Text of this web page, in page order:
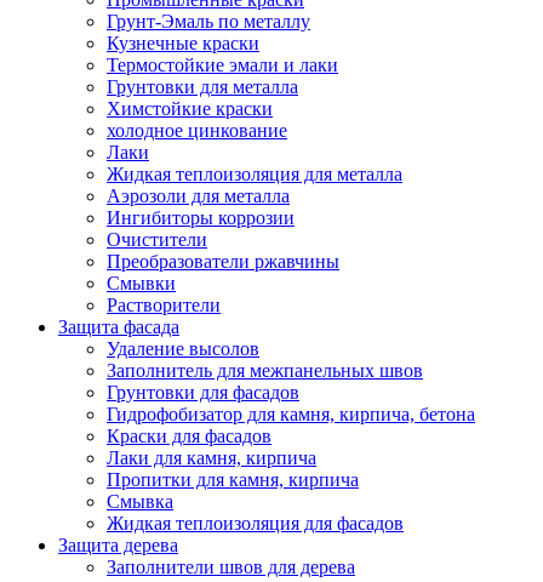
Грунт-Эмаль по металлу
Кузнечные краски
Термостойкие эмали и лаки
Грунтовки для металла
Химстойкие краски
холодное цинкование
Лаки
Жидкая теплоизоляция для металла
Аэрозоли для металла
Ингибиторы коррозии
Очистители
Преобразователи ржавчины
Смывки
Растворители
Защита фасада
Удаление высолов
Заполнитель для межпанельных швов
Грунтовки для фасадов
Гидрофобизатор для камня, кирпича, бетона
Краски для фасадов
Лаки для камня, кирпича
Пропитки для камня, кирпича
Смывка
Жидкая теплоизоляция для фасадов
Защита дерева
Заполнители швов для дерева